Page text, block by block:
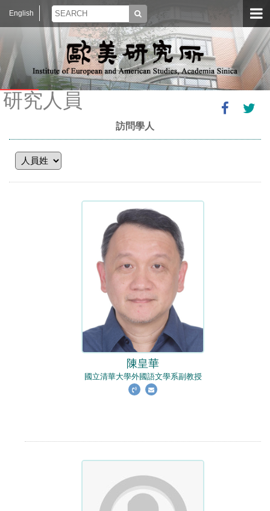
English
研究人員
訪問學人
陳皇華
國立清華大學外國語文學系副教授